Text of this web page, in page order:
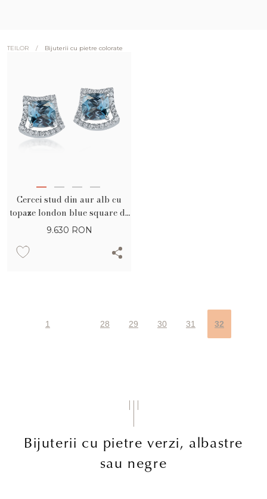
TEILOR / Bijuterii cu pietre colorate
Cercei stud din aur alb cu
topaze london blue square de
3.816ct si diamante de 0.407ct
9.630 RON
1 28 29 30 31 32
Bijuterii cu pietre verzi, albastre
sau negre